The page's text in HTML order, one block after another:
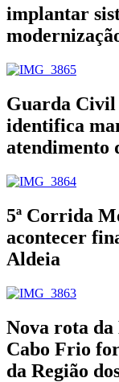
implantar
Guarda Civil
identifica
atendimento
5ª Corrida
acontecer
Aldeia
Nova rota
Cabo Frio
da Região